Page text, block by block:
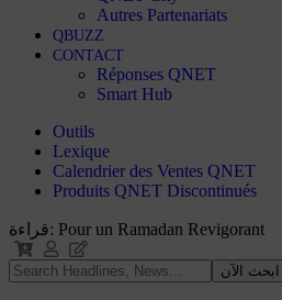
Autres Partenariats
QBUZZ
CONTACT
Réponses QNET
Smart Hub
Outils
Lexique
Calendrier des Ventes QNET
Produits QNET Discontinués
قراءة: Pour un Ramadan Revigorant